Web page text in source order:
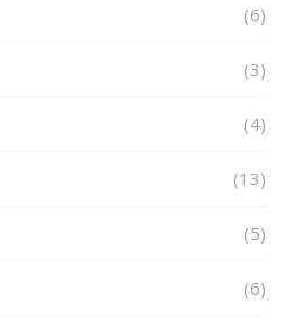
(6)
(3)
(4)
(13)
(5)
(6)